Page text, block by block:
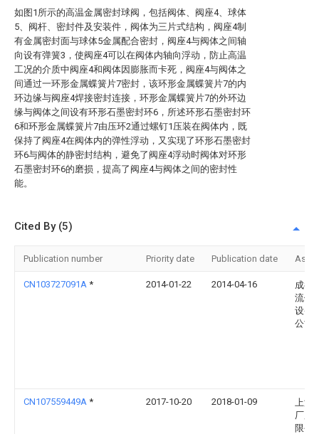
如图1所示的高温金属密封球阀，包括阀体、阀座4、球体
5、阀杆、密封件及安装件，阀体为三片式结构，阀座4制
有金属密封面与球体5金属配合密封，阀座4与阀体之间轴
向设有弹簧3，使阀座4可以在阀体内轴向浮动，防止高温
工况的介质中阀座4和阀体因膨胀而卡死，阀座4与阀体之
间通过一环形金属蝶簧片7密封，该环形金属蝶簧片7的内
环边缘与阀座4焊接密封连接，环形金属蝶簧片7的外环边
缘与阀体之间设有环形石墨密封环6，所述环形石墨密封环
6和环形金属蝶簧片7由压环2通过螺钉1压装在阀体内，既
保持了阀座4在阀体内的弹性浮动，又实现了环形石墨密封
环6与阀体的静密封结构，避免了阀座4浮动时阀体对环形
石墨密封环6的磨损，提高了阀座4与阀体之间的密封性
能。
Cited By (5)
Publication number Priority date Publication date
CN103727091A * 2014-01-22 2014-04-16
成都
流体
设备
公司
CN107559449A * 2017-10-20 2018-01-09
上海
厂股
限公